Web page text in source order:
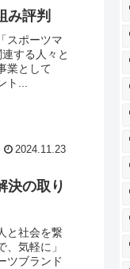
み評判
スポーツマ
する人々と
業として
...
2024.11.23
決の取り
と社会を繋
気軽に」
ツブランド